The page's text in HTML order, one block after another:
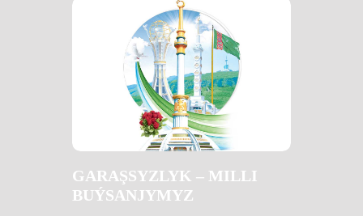
GARAŞSYZLYK – MILLI
BUÝSANJYMYZ